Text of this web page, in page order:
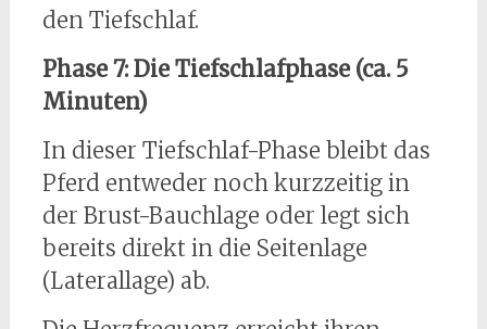
den Tiefschlaf.
Phase 7: Die Tiefschlafphase (ca. 5
Minuten)
In dieser Tiefschlaf-Phase bleibt das
Pferd entweder noch kurzzeitig in
der Brust-Bauchlage oder legt sich
bereits direkt in die Seitenlage
(Laterallage) ab.